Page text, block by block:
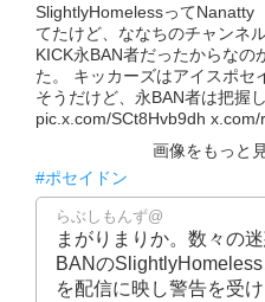
SlightlyHomelessってNanatty
てたけど、ななちのチャンネ
KICK永BAN者だったからなの
た。 キッカーズはアイスポセ
そうだけど、永BAN者は把握
pic.x.com/SCt8Hvb9dh
画像をもっと
#ポセイドン
らぶしもんず@
まがりまりか。数々の
BANの
を配信に映し警告を受